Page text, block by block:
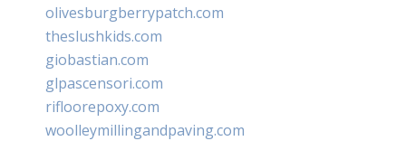
olivesburgberrypatch.com
theslushkids.com
giobastian.com
glpascensori.com
rifloorepoxy.com
woolleymillingandpaving.com